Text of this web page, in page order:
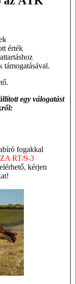
érték
támogatásával.
egy válogatást
fogakkal
RT/9-3
kérjen